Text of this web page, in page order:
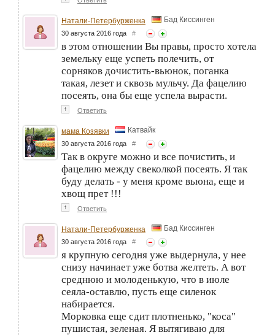
Натали-Петербурженка Бад Киссинген
30 августа 2016 года #
в этом отношении Вы правы, просто хотела
земельку еще успеть полечить, от
сорняков дочистить-вьюнок, поганка
такая, лезет и сквозь мульчу. Да фацелию
посеять, она бы еще успела вырасти.
↑ Ответить
мама Козявки Катвайк
30 августа 2016 года #
Так в округе можно и все почистить, и
фацелию между свеколкой посеять. Я так
буду делать - у меня кроме вьюна, еще и
хвощ прет !!!
↑ Ответить
Натали-Петербурженка Бад Киссинген
30 августа 2016 года #
я крупную сегодня уже выдернула, у нее
снизу начинает уже ботва желтеть. А вот
среднюю и молоденькую, что в июле
сеяла-оставлю, пусть еще силенок
набирается.
Морковка еще сдит плотненько, "коса"
пушистая, зеленая. Я вытягиваю для